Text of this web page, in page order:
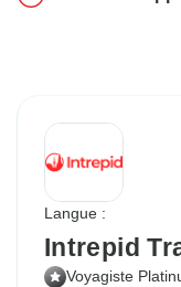
Langue :
Intrepid
Voyagiste